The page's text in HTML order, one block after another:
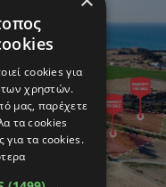
cookies για
των χρηστών.
μας, παρέχετε
τα cookies
για τα cookies.